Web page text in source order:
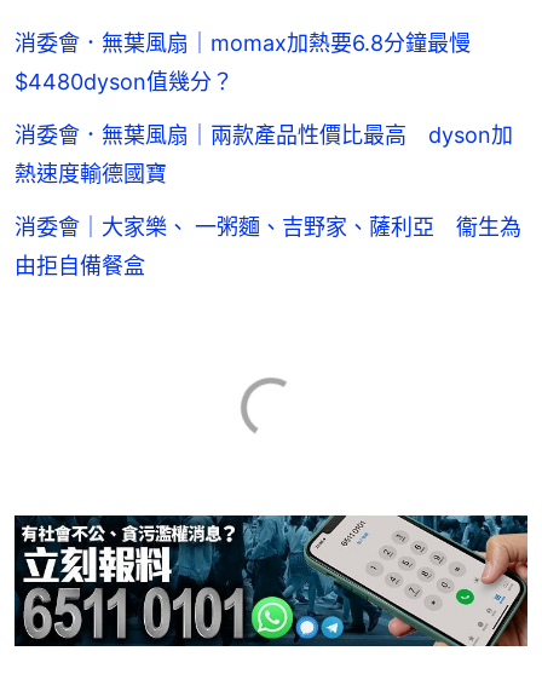
消委會．無葉風扇｜momax加熱要6.8分鐘最慢
$4480dyson值幾分？
消委會．無葉風扇｜兩款產品性價比最高 dyson加
熱速度輸德國寶
消委會｜大家樂、 一粥麵、吉野家、薩利亞 衞生為
由拒自備餐盒